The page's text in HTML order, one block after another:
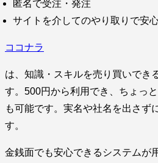
匿名で受注・発注
サイトを介してのやり取りで安
ココナラ
は、知識・スキルを売り買いでき
す。500円から利用でき、ちょっ
も可能です。実名や社名を出さず
す。
金銭面でも安心できるシステムが